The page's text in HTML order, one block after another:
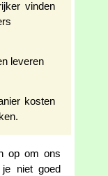
vinden
leveren
kosten
op om ons
niet goed